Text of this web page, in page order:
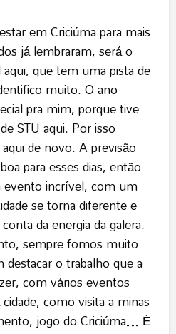
em Criciúma para mais
já lembraram, será o
que tem uma pista de
muito. O ano
pra mim, porque tive
STU aqui. Por isso
de novo. A previsão
para esses dias, então
incrível, com um
se torna diferente e
da energia da galera.
sempre fomos muito
o trabalho que a
com vários eventos
como visita a minas
jogo do Criciúma… É